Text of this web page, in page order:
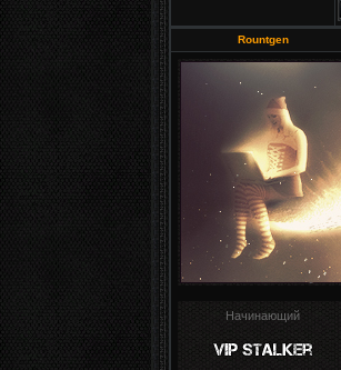
Rountgen
Начинающий